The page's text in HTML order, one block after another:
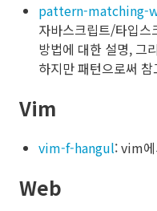
pattern-matching-
자바스크립트/타입
방법에 대한 설명, 그
하지만 패턴으로써
Vim
vim-f-hangul: vim에
Web